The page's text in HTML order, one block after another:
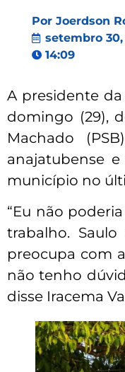
Por Joerdson
setembro 30,
14:09
A presidente
domingo (29),
Machado
anajatubense
município no
“Eu não
trabalho.
preocupa com
não tenho
disse Iracema